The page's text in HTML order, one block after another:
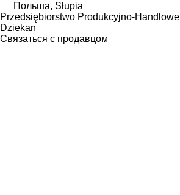
Польша, Słupia
Przedsiębiorstwo Produkcyjno-
Dziekan
Связаться с продавцом